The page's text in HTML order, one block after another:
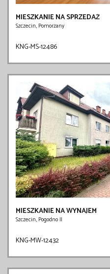
MIESZKANIE NA SPRZEDAŻ
Szczecin, Pomorzany
KNG-MS-12486
MIESZKANIE NA WYNAJEM
Szczecin, Pogodno II
KNG-MW-12432